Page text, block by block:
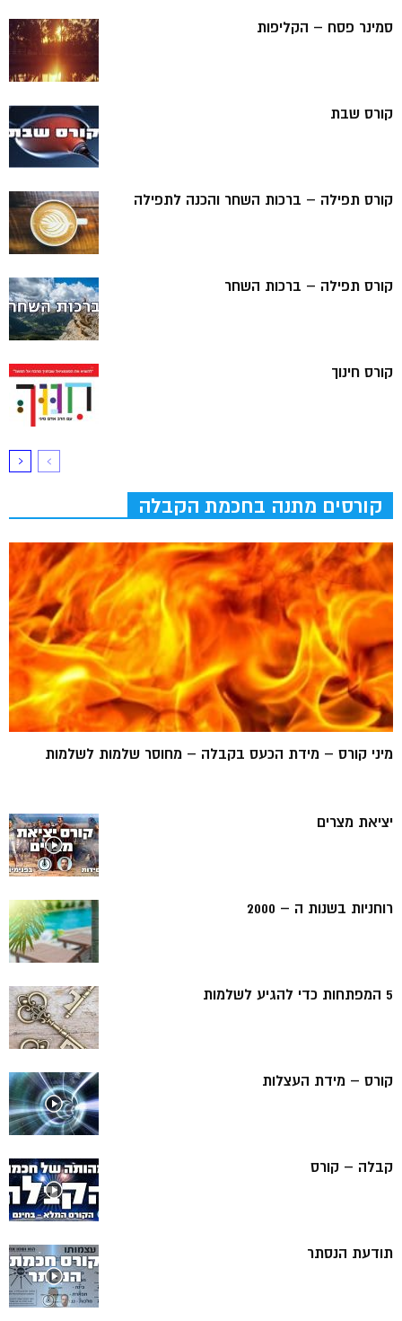
סמינר פסח – הקליפות
קורס שבת
קורס תפילה – ברכות השחר והכנה לתפילה
קורס תפילה – ברכות השחר
קורס חינוך
קורסים מתנה בחכמת הקבלה
מיני קורס – מידת הכעס בקבלה – מחוסר שלמות לשלמות
יציאת מצרים
רוחניות בשנות ה – 2000
5 המפתחות כדי להגיע לשלמות
קורס – מידת העצלות
קבלה – קורס
תודעת הנסתר